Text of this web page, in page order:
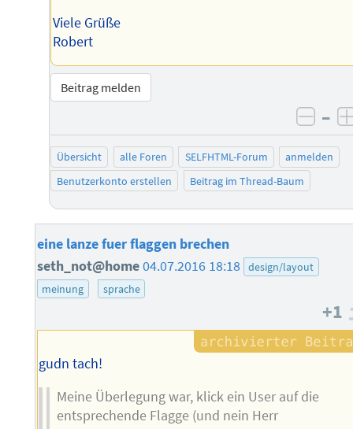
Viele Grüße
Robert
Beitrag melden
–
Übersicht alle Foren SELFHTML-Forum
anmelden
Benutzerkonto erstellen
Beitrag im Thread-Baum
eine lanze fuer flaggen brechen
seth_not@home04.07.2016 18:18 design/layout
meinung
sprache
+1
gudn tach!
Meine Überlegung war, klick ein User auf die
entsprechende Flagge (und nein Herr